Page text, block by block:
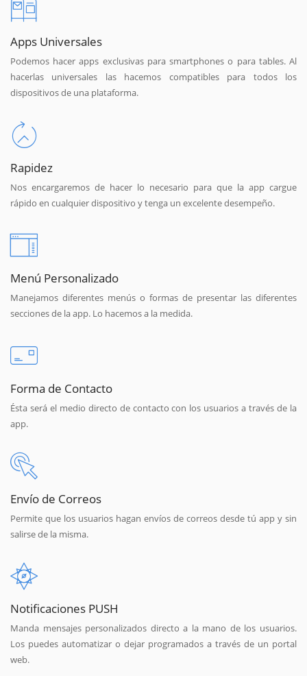
Apps Universales
Podemos hacer apps exclusivas para smartphones o para tables. Al
hacerlas universales las hacemos compatibles para todos los
dispositivos de una plataforma.
Rapidez
Nos encargaremos de hacer lo necesario para que la app cargue
rápido en cualquier dispositivo y tenga un excelente desempeño.
Menú Personalizado
Manejamos diferentes menús o formas de presentar las diferentes
secciones de la app. Lo hacemos a la medida.
Forma de Contacto
Ésta será el medio directo de contacto con los usuarios a través de la
app.
Envío de Correos
Permite que los usuarios hagan envíos de correos desde tú app y sin
salirse de la misma.
Notificaciones PUSH
Manda mensajes personalizados directo a la mano de los usuarios.
Los puedes automatizar o dejar programados a través de un portal
web.